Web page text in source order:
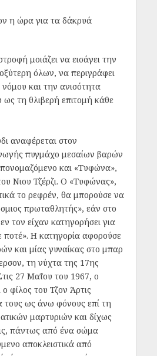
η ώρα για τα δάκρυά
μοιάζει να εισάγει την
όλων, να περιγράφει
νόμου και την ανισότητα
τη θλιβερή επιτομή κάθε
αναφέρεται στον
πυγμάχο μεσαίων βαρών
και «Τυφώνα»,
Νιου Τζέρζι. Ο «Τυφώνας»,
το ρεφρέν, θα μπορούσε να
πρωταθλητής», εάν στο
τον είχαν κατηγορήσει για
ποτέ». Η κατηγορία αφορούσε
και μίας γυναίκας στο μπαρ
τη νύχτα της 17ης
27 Μαΐου του 1967, ο
φίλος του Τζον Άρτις
τους ως άνω φόνους επί τη
μαρτυριών και δίχως
πάντως από ένα σώμα
αποκλειστικά από